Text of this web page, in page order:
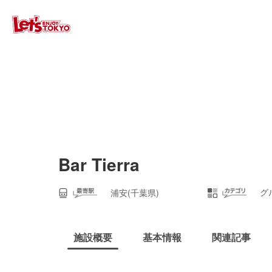
Bar Tierra
浦安(千葉県) グ
施設概要 基本情報 関連記事